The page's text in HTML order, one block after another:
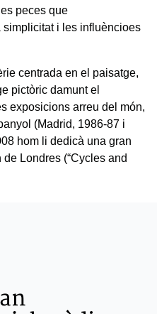
peces que
i les influèncioes
centrada en el paisatge,
pictòric damunt el
exposicions arreu del món,
(Madrid, 1986-87 i
hom li dedicà una gran
Londres (“Cycles and